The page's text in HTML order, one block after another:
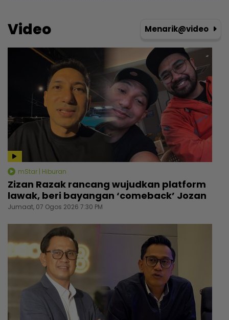
Video Menarik@video
mStar | Hiburan
Zizan Razak rancang wujudkan platform
lawak, beri bayangan ‘comeback’ Jozan
Jumaat, 07 Ogos 2026 7:30 PM